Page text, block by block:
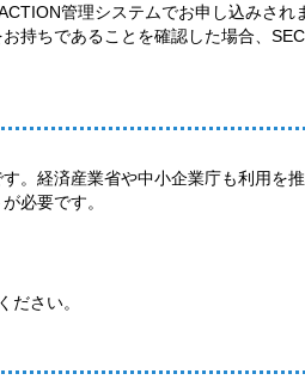
管理システムでお申し込みさ
持ちであることを確認した場合、
。経済産業省や中小企業庁も利用を
必要です。
ださい。